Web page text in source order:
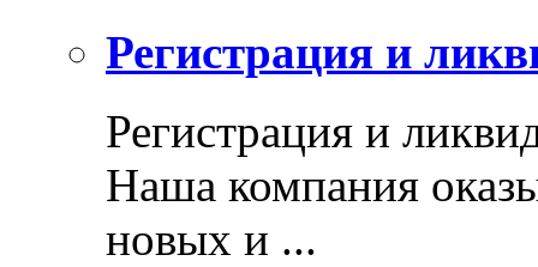
Регистрация и
Регистрация и
Наша компания
новых и ...